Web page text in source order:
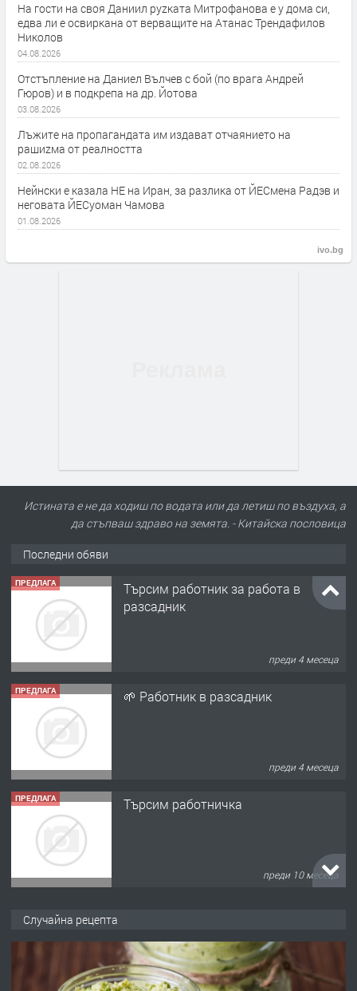
На гости на своя Даниил руzката Митрофанова е у дома си,
едва ли е освиркана от верващите на Атанас Трендафилов
Николов
04.08.2026
Отстъпление на Даниел Вълчев с бой (по врага Андрей
Гюров) и в подкрепа на др. Йотова
03.08.2026
Лъжите на пропагандата им издават отчаянието на
рашиzма от реалността
02.08.2026
Нейнски е казала НЕ на Иран, за разлика от ЙЕСмена Радэв и
неговата ЙЕСуоман Чамова
01.08.2026
ivo.bg
Истината е не да ходиш по водата или да летиш по въздуха, а
да стъпваш здраво на земята. - Китайскa пословицa
Последни обяви
ПРЕДЛАГА
Търсим работник за работа в
разсадник
преди 4 месеца
ПРЕДЛАГА 🌱 Работник в разсадник
преди 4 месеца
ПРЕДЛАГА Търсим работничка
преди 10 месеца
преди 1 година
Случайна рецепта